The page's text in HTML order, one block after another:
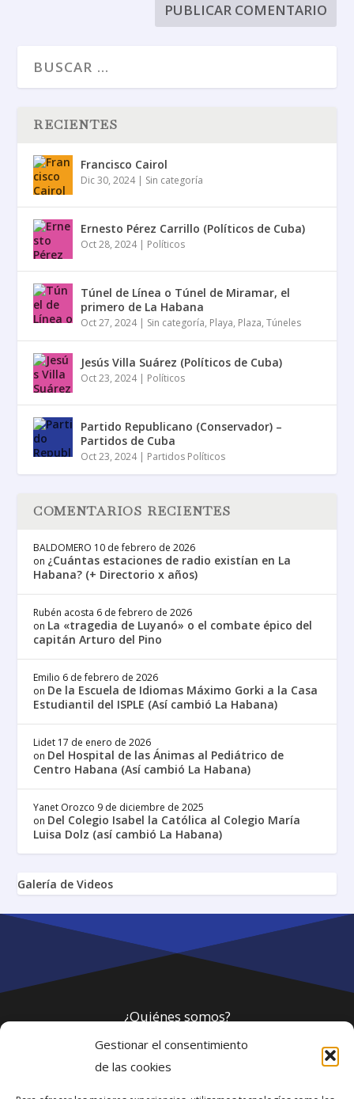
Gestionar el consentimiento
de las cookies
RECIENTES
Francisco Cairol
Dic 30, 2024| Sin categoría
Ernesto Pérez Carrillo (Políticos de Cuba)
Oct 28, 2024| Políticos
Túnel de Línea o Túnel de Miramar, el
primero de La Habana
Oct 27, 2024| Sin categoría, Playa, Plaza,Túneles
Jesús Villa Suárez (Políticos de Cuba)
Oct 23, 2024| Políticos
Partido Republicano (Conservador) –
Partidos de Cuba
Oct 23, 2024| Partidos Políticos
COMENTARIOS RECIENTES
BALDOMERO 10 de febrero de 2026
on ¿Cuántas estaciones de radio existían en La
Habana? (+ Directorio x años)
Rubén acosta 6 de febrero de 2026
on La «tragedia de Luyanó» o el combate épico del
capitán Arturo del Pino
Emilio 6 de febrero de 2026
on De la Escuela de Idiomas Máximo Gorki a la Casa
Estudiantil del ISPLE (Así cambió La Habana)
Lidet 17 de enero de 2026
on Del Hospital de las Ánimas al Pediátrico de
Centro Habana (Así cambió La Habana)
Yanet Orozco 9 de diciembre de 2025
on Del Colegio Isabel la Católica al Colegio María
Luisa Dolz (así cambió La Habana)
Galería de Videos
¿Quiénes somos?
Política de privacidad